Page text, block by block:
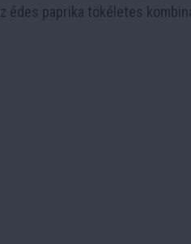
édes paprika tökéletes